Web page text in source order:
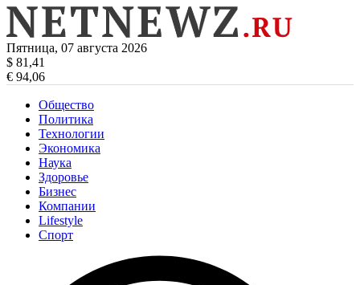
Пятница, 07 августа 2026
$ 81,41
€ 94,06
Общество
Политика
Технологии
Экономика
Наука
Здоровье
Бизнес
Компании
Lifestyle
Спорт